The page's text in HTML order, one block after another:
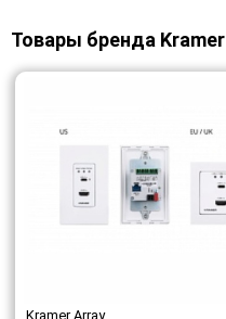
Товары бренда Kramer
Kramer Array